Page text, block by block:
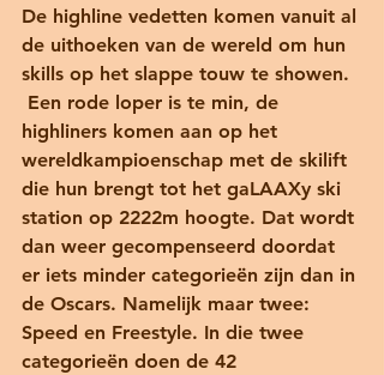
De highline vedetten komen vanuit al
de uithoeken van de wereld om hun
skills op het slappe touw te showen.
Een rode loper is te min, de
highliners komen aan op het
wereldkampioenschap met de skilift
die hun brengt tot het gaLAAXy ski
station op 2222m hoogte. Dat wordt
dan weer gecompenseerd doordat
er iets minder categorieën zijn dan in
de Oscars. Namelijk maar twee:
Speed en Freestyle. In die twee
categorieën doen de 42